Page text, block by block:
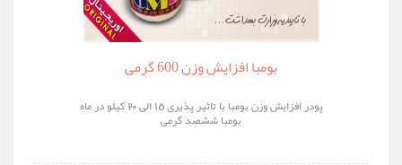
بومبا افزایش وزن 600 گرمی
پودر افزایش وزن بومبا با تاثیر پذیری 15 الی 20 کیلو در ماه
بومبا ششصد گرمی